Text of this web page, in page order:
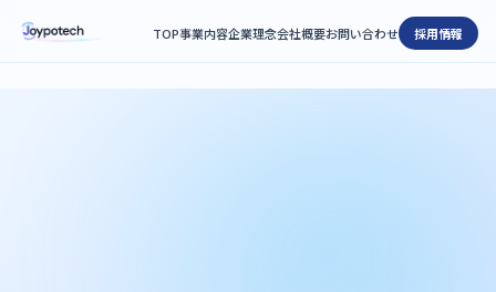
TOP事業内容企業理念会社概要お問い合わせ 採用情報